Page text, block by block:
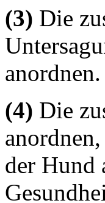
(3) Die
anordnen.
(4) Die
der Hund